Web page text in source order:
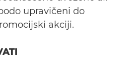
upravičeni do
akciji.